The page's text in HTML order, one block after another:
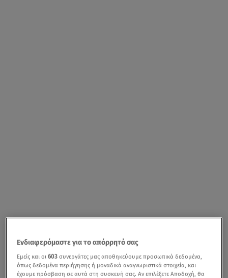
Ενδιαφερόμαστε για το απόρρητό σας
Εμείς και οι603 συνεργάτες μας αποθηκεύουμε προσωπικά δεδομένα,
όπως δεδομένα περιήγησης ή μοναδικά αναγνωριστικά στοιχεία, και
έχουμε πρόσβαση σε αυτά στη συσκευή σας. Αν επιλέξετε Αποδοχή, θα